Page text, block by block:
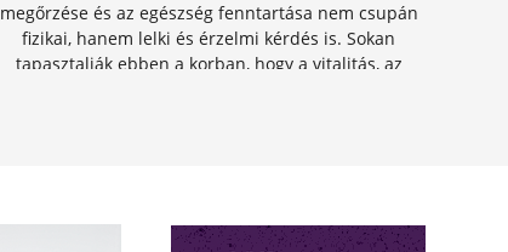
megőrzése és az egészség fenntartása nem csupán
fizikai, hanem lelki és érzelmi kérdés is. Sokan
tapasztalják ebben a korban, hogy a vitalitás, az